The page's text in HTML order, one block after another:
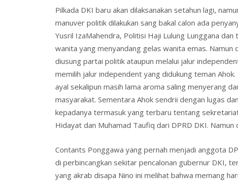
k p
Pilkada DKI baru akan dilaksanakan setahun lagi,
manuver politik dilakukan sang bakal calon ada
Yusril IzaMahendra, Politisi Haji Lulung Lunggana
wanita yang menyandang gelas wanita emas.
diusung partai politik ataupun melalui jalur
memilih jalur independent yang didukung teman
ayal sekalipun masih lama aroma saling menyerang
masyarakat. Sementara Ahok sendrii dengan lugas
kepadanya termasuk yang terbaru tentang
Hidayat dan Muhamad Taufiq dari DPRD DKI.
Contants Ponggawa yang pernah menjadi anggota
di perbincangkan sekitar pencalonan gubernur DKI,
yang akrab disapa Nino ini melihat bahwa memang